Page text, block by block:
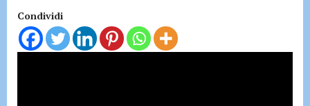
o
n
Condividi